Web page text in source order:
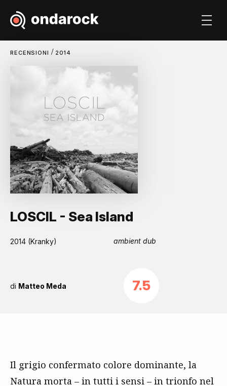
RECENSIONI / 2014
LOSCIL - Sea Island
2014 (Kranky) ambient dub
di Matteo Meda 7.5
Il grigio confermato colore dominante, la
Natura morta – in tutti i sensi – in trionfo nel